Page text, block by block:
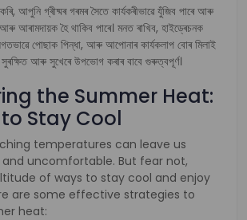
আপুনি গ্ৰীষ্মৰ গৰমৰ সৈতে কাৰ্যকৰীভাৱে যুঁজিব পাৰে আৰু
হৈ থাকিব পাৰে। মনত ৰাখিব, হাইড্ৰেচনক
পোছাক পিন্ধা, আৰু আপোনাৰ কাৰ্যকলাপ বোৰ মিলাই
সুৰক্ষিত আৰু সুখেৰে উপভোগ কৰাৰ বাবে গুৰুত্বপূৰ্ণ।
the Summer Heat:
Stay Cool
temperatures can leave us
uncomfortable. But fear not,
of ways to stay cool and enjoy
are some effective strategies to
heat: